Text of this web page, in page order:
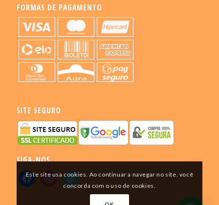
FORMAS DE PAGAMENTO
SITE SEGURO
SIGA-NOS
Este site usa cookies. Ao continuar a navegar no site, você
concorda com o uso de cookies.